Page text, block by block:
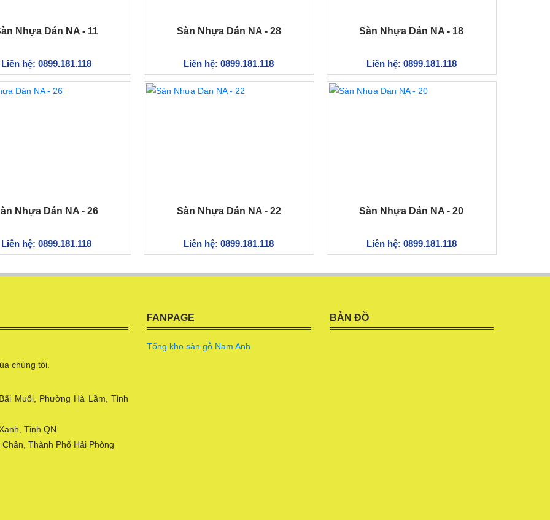
Nhựa Dán NA - 11
Liên hệ: 0899.181.118
Sàn Nhựa Dán NA - 28
Liên hệ: 0899.181.118
Sàn Nhựa Dán NA - 18
Liên hệ: 0899.181.118
Nhựa Dán NA - 26
Liên hệ: 0899.181.118
Sàn Nhựa Dán NA - 22
Liên hệ: 0899.181.118
Sàn Nhựa Dán NA - 20
Liên hệ: 0899.181.118
chúng tôi.
Muối, Phường Hà Lầm, Tỉnh
Tỉnh QN
Thành Phố Hải Phòng
FANPAGE
Tổng kho sàn gỗ Nam Anh
BẢN ĐỒ